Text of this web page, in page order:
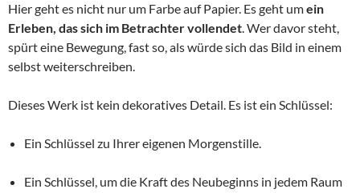
Hier geht es nicht nur um Farbe auf Papier. Es geht umein
Erleben, das sich im Betrachter vollendet. Wer davor steht,
spürt eine Bewegung, fast so, als würde sich das Bild in einem
selbst weiterschreiben.
Dieses Werk ist kein dekoratives Detail. Es ist ein Schlüssel:
Ein Schlüssel zu Ihrer eigenen Morgenstille.
Ein Schlüssel, um die Kraft des Neubeginns in jedem Raum